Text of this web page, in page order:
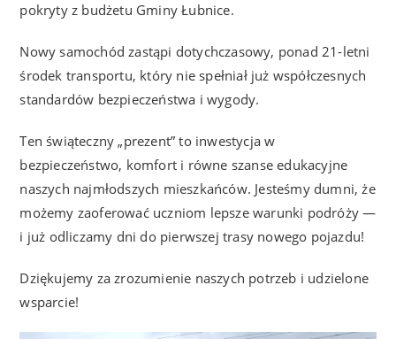
pokryty z budżetu Gminy Łubnice.
Nowy samochód zastąpi dotychczasowy, ponad 21-letni
środek transportu, który nie spełniał już współczesnych
standardów bezpieczeństwa i wygody.
Ten świąteczny „prezent” to inwestycja w
bezpieczeństwo, komfort i równe szanse edukacyjne
naszych najmłodszych mieszkańców. Jesteśmy dumni, że
możemy zaoferować uczniom lepsze warunki podróży —
i już odliczamy dni do pierwszej trasy nowego pojazdu!
Dziękujemy za zrozumienie naszych potrzeb i udzielone
wsparcie!